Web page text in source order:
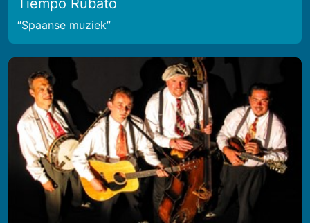
Spaanse muziek